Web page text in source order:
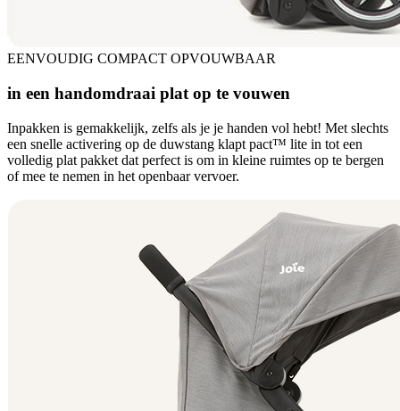
EENVOUDIG COMPACT OPVOUWBAAR
in een handomdraai plat op te vouwen
Inpakken is gemakkelijk, zelfs als je je handen vol hebt! Met slechts
een snelle activering op de duwstang klapt pact™ lite in tot een
volledig plat pakket dat perfect is om in kleine ruimtes op te bergen
of mee te nemen in het openbaar vervoer.